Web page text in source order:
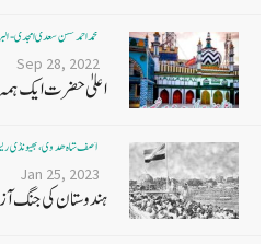
محمد احمد حسن سعدی امجدی
Sep 28, 2022
اعلیٰ حضرت ایک
آصف شاہ ھدوی، بھیونڈی
Jan 25, 2023
ہندوستان کی جنگ